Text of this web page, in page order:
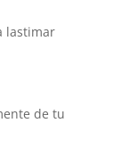
lastimar
de tu